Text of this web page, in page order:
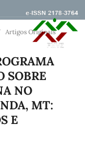
Artigos Originais
SOBRE
NO
MT:
E